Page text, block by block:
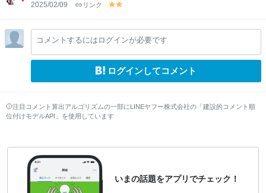
2025/02/09 リンク
y
lo
w
lo
w
コメントするにはログインが必要です
ログインしてコメント
注目コメント算出アルゴリズムの一部にLINEヤフー株式会社の「建設的コメント順
位付けモデルAPI」を使用しています
いまの話題をアプリでチェック！